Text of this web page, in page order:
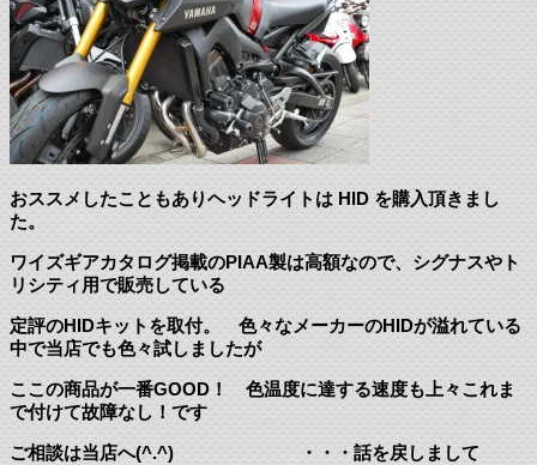
おススメしたこともありヘッドライトは HID を購入頂きまし
た。
ワイズギアカタログ掲載のPIAA製は高額なので、シグナスやト
リシティ用で販売している
定評のHIDキットを取付。 色々なメーカーのHIDが溢れている
中で当店でも色々試しましたが
ここの商品が一番GOOD！ 色温度に達する速度も上々これま
で付けて故障なし！です
ご相談は当店へ(^.^) ・・・話を戻しまして